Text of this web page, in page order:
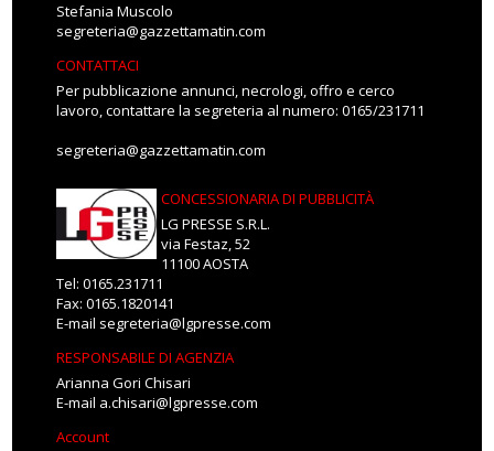
Stefania Muscolo
segreteria@gazzettamatin.com
CONTATTACI
Per pubblicazione annunci, necrologi, offro e cerco
lavoro, contattare la segreteria al numero: 0165/231711
segreteria@gazzettamatin.com
CONCESSIONARIA DI PUBBLICITÀ
LG PRESSE S.R.L.
via Festaz, 52
11100 AOSTA
Tel: 0165.231711
Fax: 0165.1820141
E-mail segreteria@lgpresse.com
RESPONSABILE DI AGENZIA
Arianna Gori Chisari
E-mail a.chisari@lgpresse.com
Account